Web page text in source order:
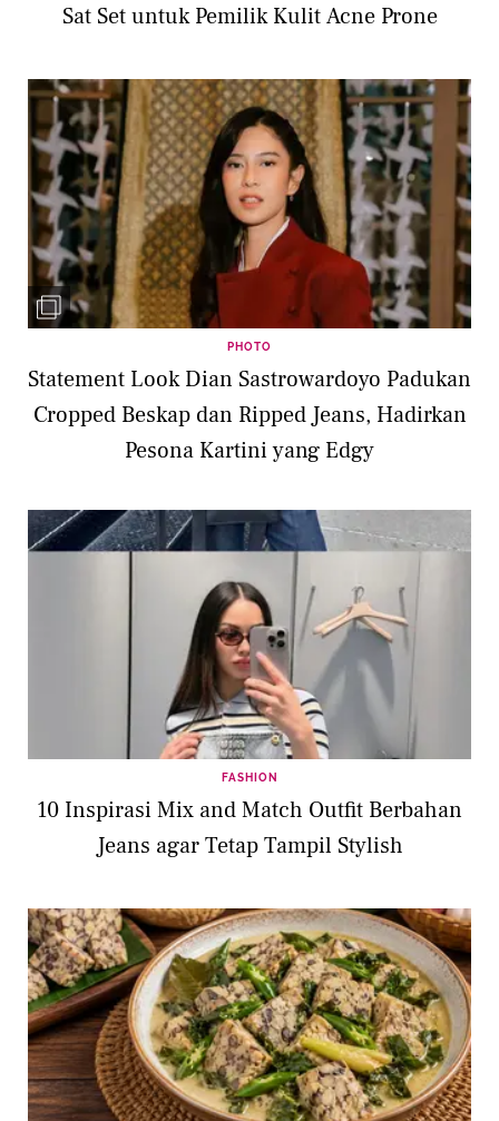
Sat Set untuk Pemilik Kulit Acne Prone
PHOTO
Statement Look Dian Sastrowardoyo Padukan
Cropped Beskap dan Ripped Jeans, Hadirkan
Pesona Kartini yang Edgy
FASHION
10 Inspirasi Mix and Match Outfit Berbahan
Jeans agar Tetap Tampil Stylish